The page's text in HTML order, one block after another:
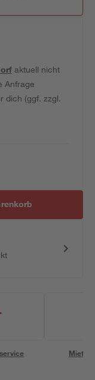
aktuell nicht
Anfrage
dich (ggf. zzgl.